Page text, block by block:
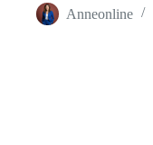
Anneonline